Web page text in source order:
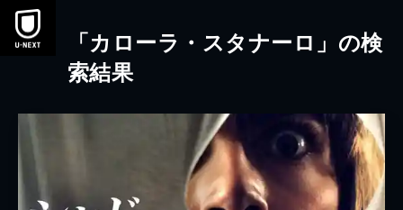
本文へスキップ
「カローラ・スタナーロ」の検
索結果